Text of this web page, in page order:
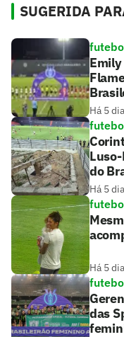
SUGERIDA
Há 5
do
Há 5
Há 5
das